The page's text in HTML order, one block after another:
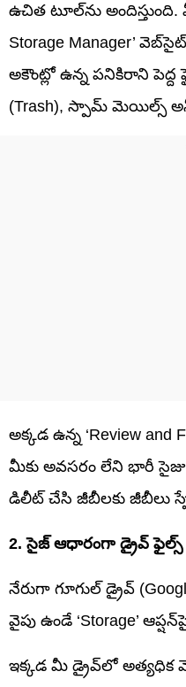
ఉచిత టూల్‌ను అందిస్తుంది.
Storage Manager’
అకౌంట్లో ఉన్న పనికిరాని
(Trash), స్పామ్ మెయిల్స్
అక్కడ ఉన్న ‘Review and
మీకు అవసరం లేని భారీ సైజు
డిలీట్ చేసి జీబీలకు జీబీలు
2. సైజ్ ఆధారంగా డ్రైవ్
నేరుగా గూగుల్ డ్రైవ్
వైపు ఉండే ‘Storage’
ఇక్కడ మీ డ్రైవ్‌లో అత్యధిక